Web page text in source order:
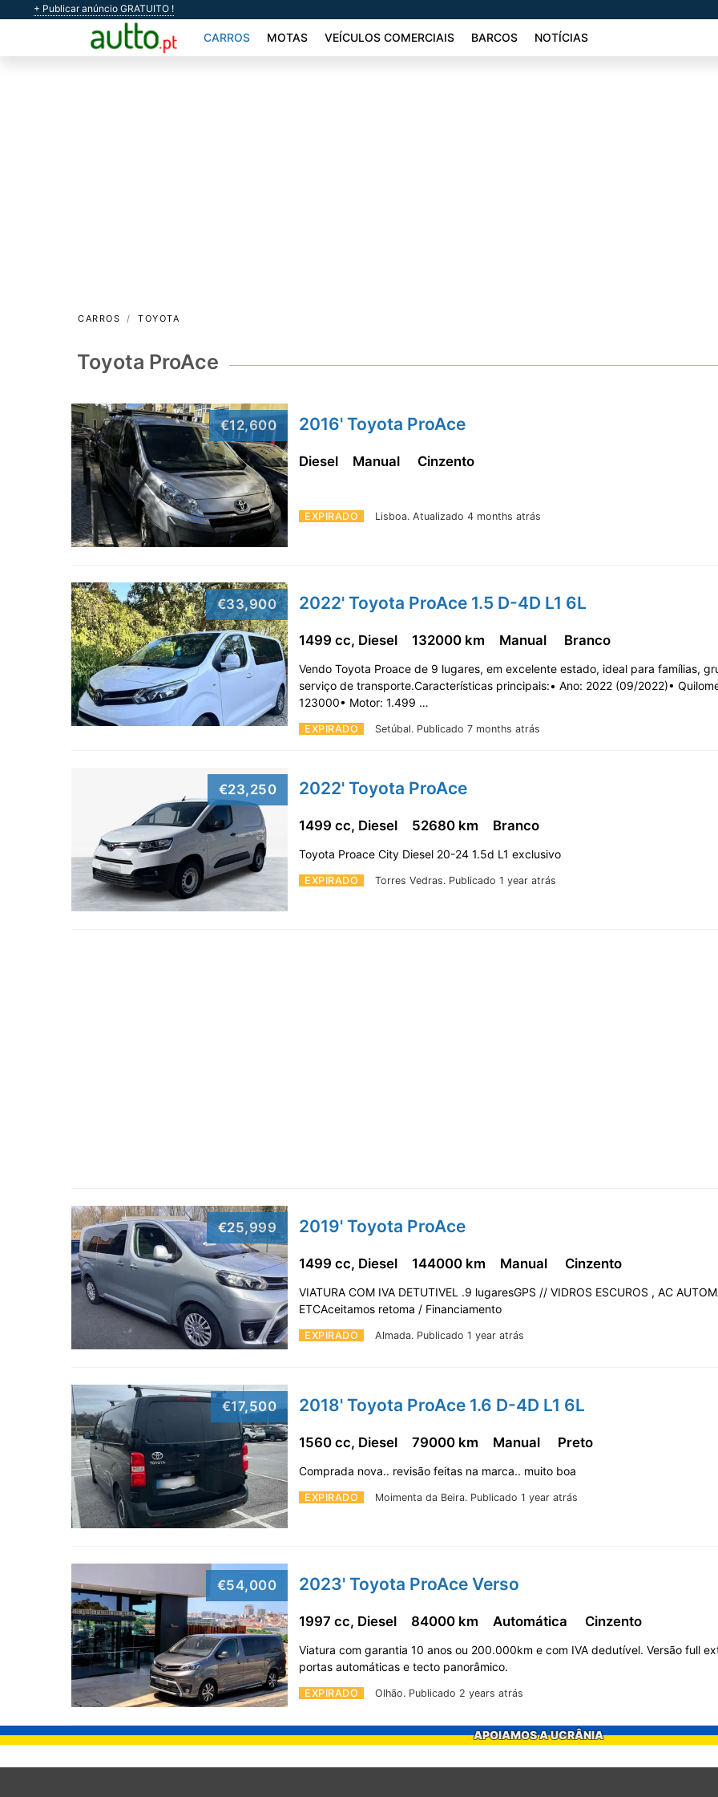
+ Publicar anúncio GRATUITO !
CARROS MOTAS VEÍCULOS COMERCIAIS BARCOS NOTÍCIAS
CARROS TOYOTA
Toyota ProAce
€12,600 2016' Toyota ProAce
EXPIRADO Lisboa. Atualizado 4 months atrás
Diesel Manual Cinzento
€33,900 2022' Toyota ProAce 1.5 D-4D L1 6L
EXPIRADO Setúbal. Publicado 7 months atrás
1499 cc, Diesel 132000 km Manual Branco
Vendo Toyota Proace de 9 lugares, em excelente estado, ideal para famílias,
serviço de transporte.Características principais:• Ano: 2022 (09/2022)•
123000• Motor: 1.499 …
€23,250 2022' Toyota ProAce
EXPIRADO Torres Vedras. Publicado 1 year atrás
1499 cc, Diesel 52680 km Branco
Toyota Proace City Diesel 20-24 1.5d L1 exclusivo
€25,999 2019' Toyota ProAce
EXPIRADO Almada. Publicado 1 year atrás
1499 cc, Diesel 144000 km Manual Cinzento
VIATURA COM IVA DETUTIVEL .9 lugaresGPS // VIDROS ESCUROS , AC
ETCAceitamos retoma / Financiamento
€17,500 2018' Toyota ProAce 1.6 D-4D L1 6L
EXPIRADO Moimenta da Beira. Publicado 1 year atrás
1560 cc, Diesel 79000 km Manual Preto
Comprada nova.. revisão feitas na marca.. muito boa
€54,000 2023' Toyota ProAce Verso
EXPIRADO Olhão. Publicado 2 years atrás
1997 cc, Diesel 84000 km Automática Cinzento
Viatura com garantia 10 anos ou 200.000km e com IVA dedutível. Versão full
portas automáticas e tecto panorâmico.
APOIAMOS A UCRÂNIA